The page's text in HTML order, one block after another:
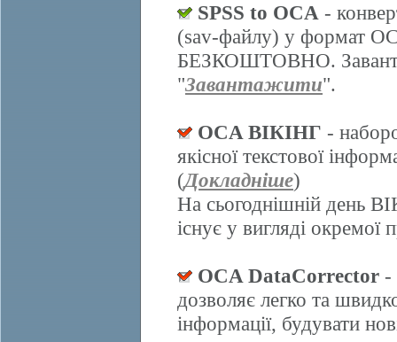
SPSS to OCA -
(sav-файлу) у формат
БЕЗКОШТОВНО.
"Завантажити".
OCA ВІКІНГ -
якісної текстової
(Докладніше)
На сьогоднішній день
існує у вигляді окремої
OCA DataCorrector -
дозволяє легко та
інформації, будувати